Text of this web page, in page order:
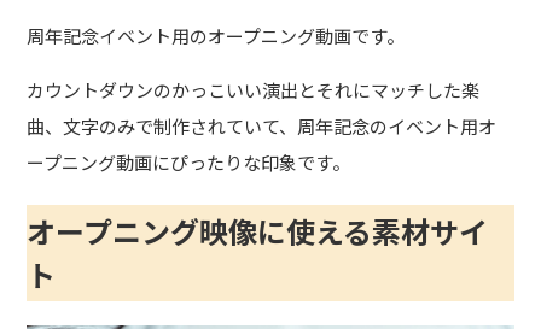
周年記念イベント用のオープニング動画です。
カウントダウンのかっこいい演出とそれにマッチした楽
曲、文字のみで制作されていて、周年記念のイベント用オ
ープニング動画にぴったりな印象です。
オープニング映像に使える素材サイ
ト